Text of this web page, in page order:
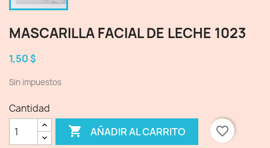
MASCARILLA FACIAL DE LECHE 1023
1,50 $
Sin impuestos
Cantidad
 AÑADIR AL CARRITO
favorite_border